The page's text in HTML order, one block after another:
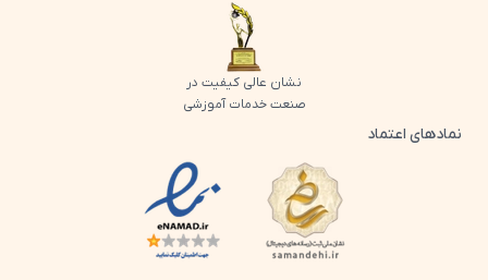
نشان عالی کیفیت در
صنعت خدمات آموزشی
نمادهای اعتماد
لوگو اینماد پرش